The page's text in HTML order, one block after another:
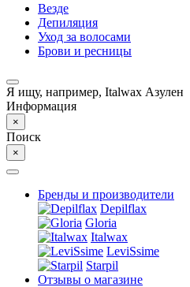
Везде
Депиляция
Уход за волосами
Брови и ресницы
Я ищу, например, Italwax Азулен
Информация
×
Поиск
×
Бренды и производители
Depilflax
Gloria
Italwax
LeviSsime
Starpil
Отзывы о магазине